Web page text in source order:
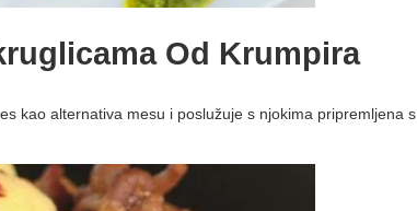
Od Krumpira
kao alternativa mesu i poslužuje s njokima pripremljena s